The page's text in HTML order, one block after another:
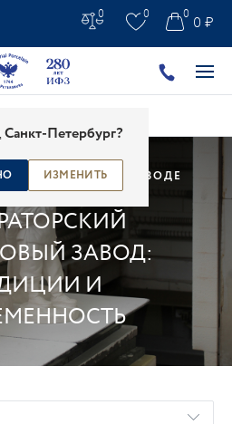
Санкт-Петербург?
ИЗМЕНИТЬ
0 0 0 ₽
0
ФАРФОРОВОМ ЗАВОДЕ
ЗАВОД:
И